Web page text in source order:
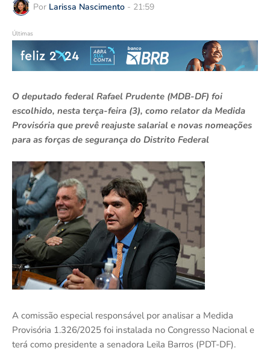
Por Larissa Nascimento - 21:59
Últimas
O deputado federal Rafael Prudente (MDB-DF) foi
escolhido, nesta terça-feira (3), como relator da Medida
Provisória que prevê reajuste salarial e novas nomeações
para as forças de segurança do Distrito Federal
A comissão especial responsável por analisar a Medida
Provisória 1.326/2025 foi instalada no Congresso Nacional e
terá como presidente a senadora Leila Barros (PDT-DF).